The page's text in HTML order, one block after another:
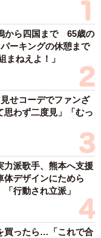
2/6
会社を取るべ
す。でもA社は子会
んです。一方で、B
配属もあり得ると
勤など不安は尽き
ないようです。
から四国まで 65歳の
ーキングの休憩まで
ねえよ！」
せコーデでファンざ
わず二度見」「むっ
力派歌手、熊本へ支援
デザインにためら
行動され立派」
買ったら…「これで合